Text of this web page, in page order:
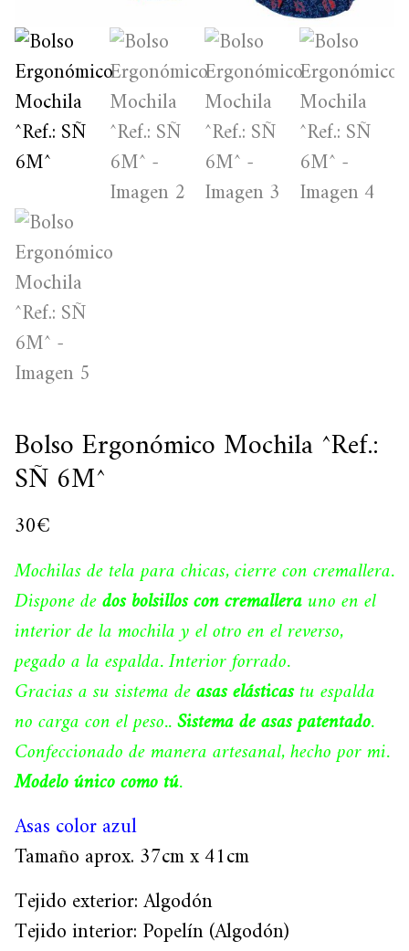
Bolso Ergonómico Mochila ^Ref.:
SÑ 6M^
30€
Mochilas de tela para chicas, cierre con cremallera.
Dispone dedos bolsillos con cremallerauno en el
interior de la mochila y el otro en el reverso,
pegado a la espalda. Interior forrado.
Gracias a su sistema deasas elásticastu espalda
no carga con el peso..Sistema de asas patentado.
Confeccionado de manera artesanal, hecho por mi.
Modelo único como tú.
Asas color azul
Tamaño aprox. 37cm x 41cm
Tejido exterior: Algodón
Tejido interior: Popelín (Algodón)